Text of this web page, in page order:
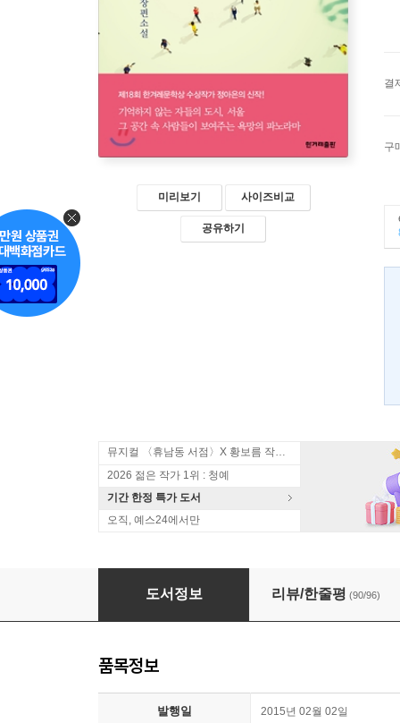
미리보기 사이즈비교
공유하기
결
구
뮤지컬 〈휴남동 서점〉X 황보름 작가 북토크
2026 젊은 작가 1위 : 청예
기간 한정 특가 도서
오직, 예스24에서만
잠실동 사람들
도서정보 리뷰/한줄평 (90/96)
품목정보
발행일 2015년 02월 02일